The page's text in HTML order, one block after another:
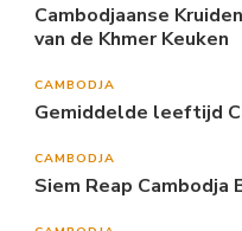
Cambodjaanse
van de Khmer Keuken
CAMBODJA
Gemiddelde leeftijd
CAMBODJA
Siem Reap Cambodja